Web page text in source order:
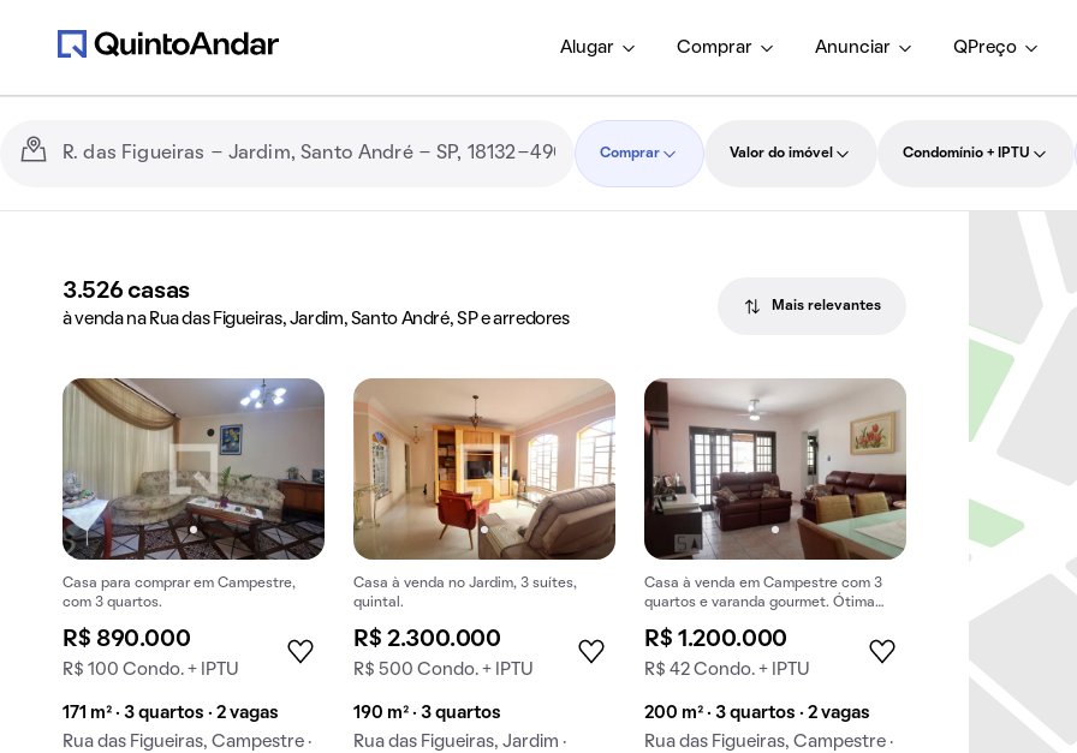
Alugar Comprar Anunciar QPreço
Comprar Valor do imóvel Condomínio + IPTU
3.526 casas
à venda na Rua das Figueiras, Jardim, Santo André, SP e arredores
Mais relevantes
Casa para comprar em Campestre,
com 3 quartos.
R$ 890.000
R$ 100 Condo. + IPTU
171 m² · 3 quartos · 2 vagas
Rua das Figueiras, Campestre ·
Casa à venda no Jardim, 3 suítes,
quintal.
R$ 2.300.000
R$ 500 Condo. + IPTU
190 m² · 3 quartos
Rua das Figueiras, Jardim ·
Casa à venda em Campestre com 3
quartos e varanda gourmet. Ótima
R$ 1.200.000
R$ 42 Condo. + IPTU
200 m² · 3 quartos · 2 vagas
Rua das Figueiras, Campestre ·